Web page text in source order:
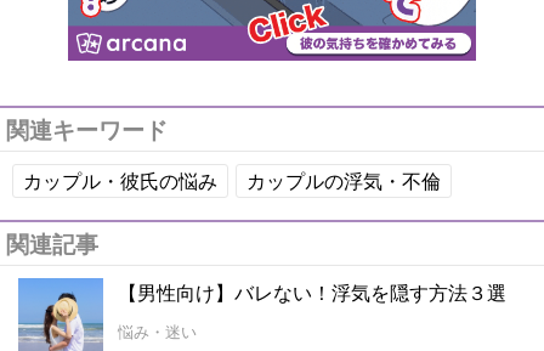
関連キーワード
カップル・彼氏の悩み カップルの浮気・不倫
関連記事
【男性向け】バレない！浮気を隠す方法３選
悩み・迷い